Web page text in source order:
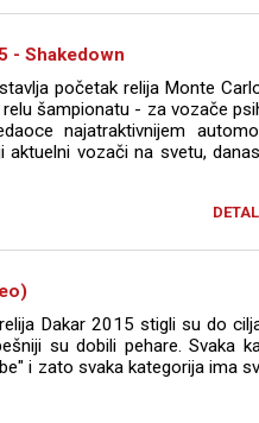
- Shakedown
početak relija Monte
šampionatu - za vozače
najatraktivnijem
aktuelni vozači na svetu,
Dakar 2015 stigli su do
su dobili pehare. Svaka
i zato svaka kategorija ima